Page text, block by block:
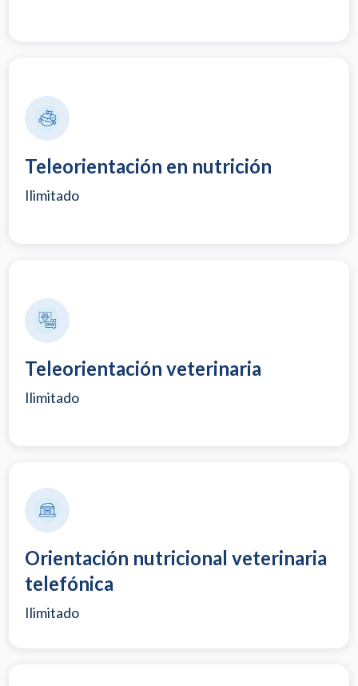
Teleorientación en nutrición
Ilimitado
Teleorientación veterinaria
Ilimitado
Orientación nutricional veterinaria
telefónica
Ilimitado